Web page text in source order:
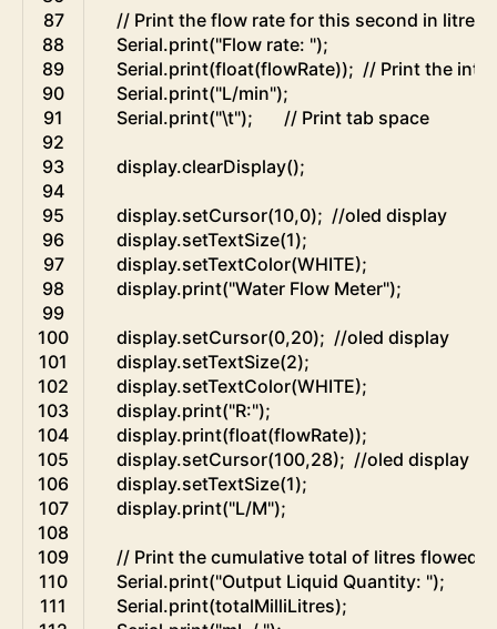
87
88
89
90
91
92
93
94
95
96
97
98
99
100
101
102
103
104
105
106
107
108
109
110
111
// Print the flow rate for this second in litres
Serial.print("Flow rate: ");
Serial.print(float(flowRate)); // Print the
Serial.print("L/min");
Serial.print("\t"); // Print tab space
display.clearDisplay();
display.setCursor(10,0); //oled display
display.setTextSize(1);
display.setTextColor(WHITE);
display.print("Water Flow Meter");
display.setCursor(0,20); //oled display
display.setTextSize(2);
display.setTextColor(WHITE);
display.print("R:");
display.print(float(flowRate));
display.setCursor(100,28); //oled display
display.setTextSize(1);
display.print("L/M");
// Print the cumulative total of litres flowed
Serial.print("Output Liquid Quantity: ");
Serial.print(totalMilliLitres);